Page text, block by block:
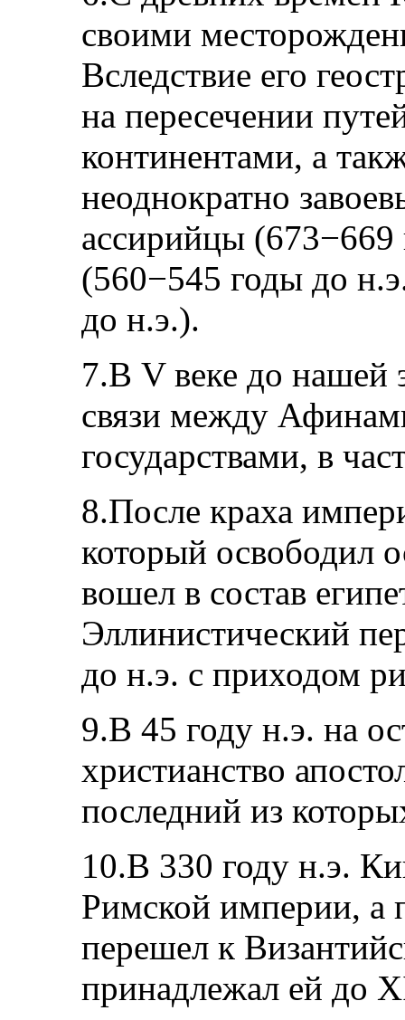
своими
Вследствие его
на пересечении
континентами, а
неоднократно
ассирийцы (673−669
(560−545 годы до
до н.э.).
7.В V веке до нашей
связи между
государствами, в
8.После краха
который освободил
вошел в состав
Эллинистический
до н.э. с приходом
9.В 45 году н.э. на
христианство
последний из
10.В 330 году н.э.
Римской империи, а
перешел к
принадлежал ей до